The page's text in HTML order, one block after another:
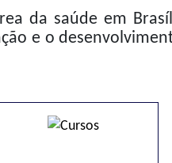
da saúde em
e o